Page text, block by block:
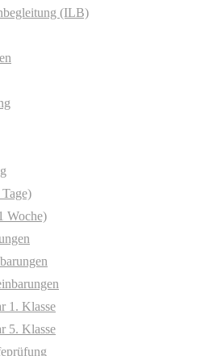
(ILB)
Woche)
1. Klasse
5. Klasse